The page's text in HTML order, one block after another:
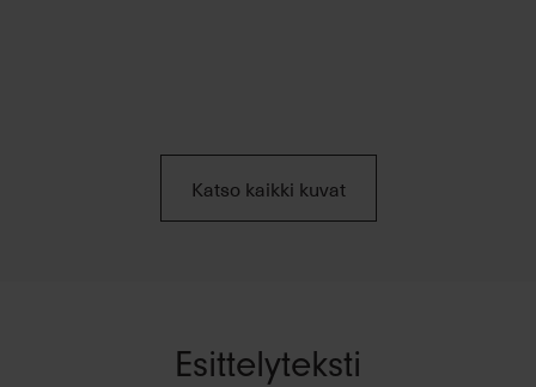
Katso kaikki kuvat
Esittelyteksti